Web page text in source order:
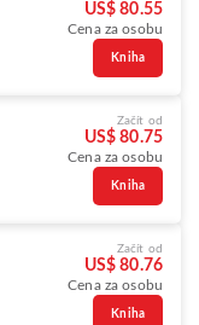
US$ 80.55
Cena za osobu
Kniha
Začít od
US$ 80.75
Cena za osobu
Kniha
Začít od
US$ 80.76
Cena za osobu
Kniha